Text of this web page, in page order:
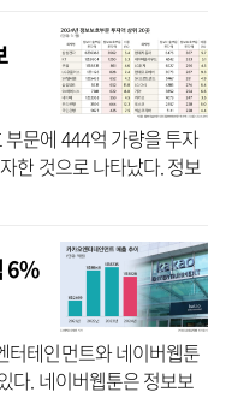
문에 444억 가량을 투자
한 것으로 나타났다. 정보
포함된 것은 우리은행
6%
터테인먼트와 네이버웹툰
다. 네이버웹툰은 정보보